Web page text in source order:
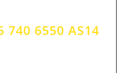
740 6550 AS14